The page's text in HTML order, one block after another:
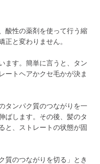
酸性の薬剤を使って行う縮
正と変わりません。
ます。簡単に言うと、タン
ートヘアかクセ毛かが決ま
タンパク質のつながりを一
ばします。その後、髪のタ
と、ストレートの状態が固
質のつながりを切る」とき